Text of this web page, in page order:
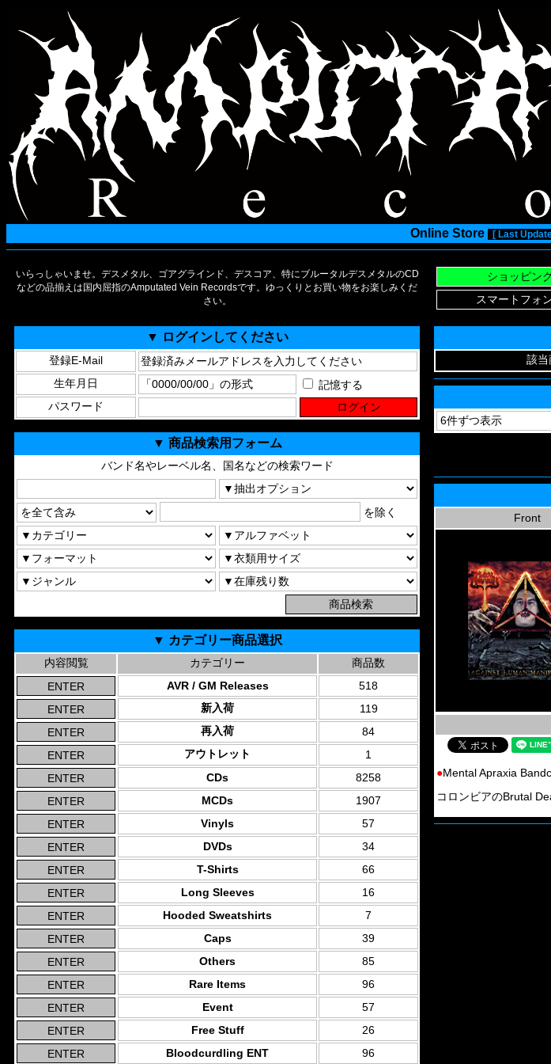
Online Store [ Last
いらっしゃいませ。デスメタル、ゴアグラインド、デスコア、特にブルータルデスメタルのCD
などの品揃えは国内屈指のAmputated Vein Recordsです。ゆっくりとお買い物をお楽しみくだ
さい。
▼ ログインしてください
登録E-Mail
生年月日
記憶する
パスワード
▼ 商品検索用フォーム
バンド名やレーベル名、国名などの検索ワード
を除く
▼ カテゴリー商品選択
内容閲覧 カテゴリー
商品数
AVR / GM Releases
518
新入荷
119
再入荷
84
アウトレット
1
CDs
8258
MCDs
1907
Vinyls
57
DVDs
34
T-Shirts
66
Long Sleeves
16
Hooded Sweatshirts
7
Caps
39
Others
85
Rare Items
96
Event
57
Free Stuff
26
Bloodcurdling ENT
96
該当
Front
●Mental Apraxia
コロンビアのBrutal